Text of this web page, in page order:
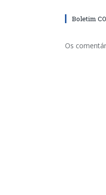
Boletim
Os